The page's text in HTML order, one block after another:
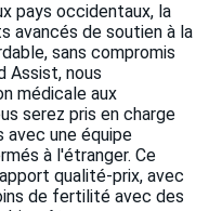
pays occidentaux, la
avancés de soutien à la
sans compromis
Assist, nous
médicale aux
serez pris en charge
avec une équipe
à l'étranger. Ce
qualité-prix, avec
de fertilité avec des